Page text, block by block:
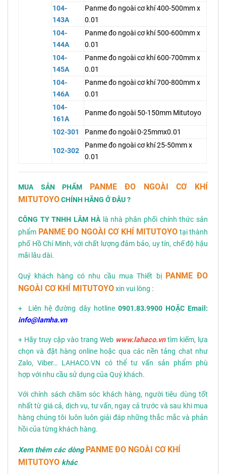
104-
143A
Panme đo ngoài cơ khí 400-500mm x
0.01
104-
144A
Panme đo ngoài cơ khí 500-600mm x
0.01
104-
145A
Panme đo ngoài cơ khí 600-700mm x
0.01
104-
146A
Panme đo ngoài cơ khí 700-800mm x
0.01
104-
161A
Panme đo ngoài 50-150mm Mitutoyo
102-301 Panme đo ngoài 0-25mmx0.01
102-302
Panme đo ngoài cơ khí 25-50mm x
0.01
MUA SẢN PHẨM PANME ĐO NGOÀI CƠ KHÍ
MITUTOYOCHÍNH HÃNG Ở ĐÂU ?
CÔNG TY TNHH LÂM HÀlà nhà phân phối chính thức sản
phẩm PANME ĐO NGOÀI CƠ KHÍ MITUTOYO tại thành
phố Hồ Chí Minh, với chất lượng đảm bảo, uy tín, chế độ hậu
mãi lâu dài.
Quý khách hàng có nhu cầu mua Thiết bị PANME ĐO
NGOÀI CƠ KHÍ MITUTOYOxin vui lòng :
+ Liên hệ đường dây hotline 0901.83.9900 HOẶC Email:
info@lamha.vn
+ Hãy truy cập vào trang Web www.lahaco.vntìm kiếm, lựa
chọn và đặt hàng online hoặc qua các nền tảng chat như
Zalo, Viber… LAHACO.VN có thể tư vấn sản phẩm phù
hợp với nhu cầu sử dụng của Quý khách.
Với chính sách chăm sóc khách hàng, người tiêu dùng tốt
nhất từ giá cả, dịch vụ, tư vấn, ngay cả trước và sau khi mua
hàng chúng tôi luôn luôn giải đáp những thắc mắc và phản
hồi của từng khách hàng.
Xem thêm các dòng PANME ĐO NGOÀI CƠ KHÍ
MITUTOYO khác